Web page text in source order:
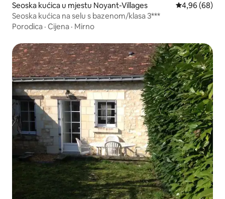
Seoska kućica u mjestu Noyant-Villages Prosječna
4,96 (68)
Seoska kućica na selu s bazenom/klasa 3***
Porodica · Cijena · Mirno